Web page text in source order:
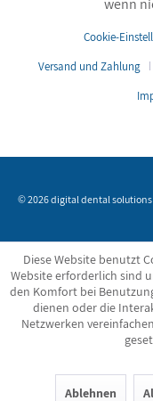
Cookie-
Versand und Zahlung
© 2026 digital dental solutions
Diese Website benutzt
Website erforderlich sind
den Komfort bei
dienen oder die
Netzwerken
Ablehnen